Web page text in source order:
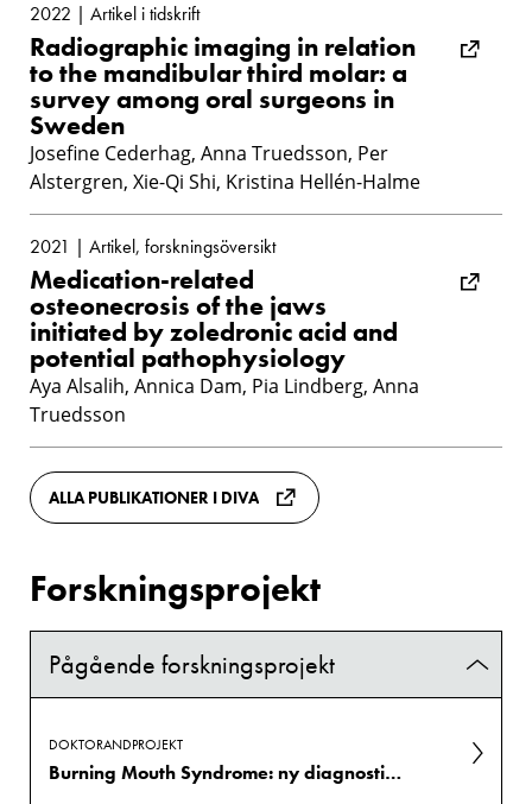
2022 | Artikel i tidskrift
Radiographic imaging in relation
to the mandibular third molar: a
survey among oral surgeons in
Sweden
Josefine Cederhag, Anna Truedsson, Per
Alstergren, Xie-Qi Shi, Kristina Hellén-Halme
2021 | Artikel, forskningsöversikt
Medication-related
osteonecrosis of the jaws
initiated by zoledronic acid and
potential pathophysiology
Aya Alsalih, Annica Dam, Pia Lindberg, Anna
Truedsson
ALLA PUBLIKATIONER I DIVA
Forskningsprojekt
Pågående forskningsprojekt
DOKTORANDPROJEKT
Burning Mouth Syndrome: ny diagnostik och behandling